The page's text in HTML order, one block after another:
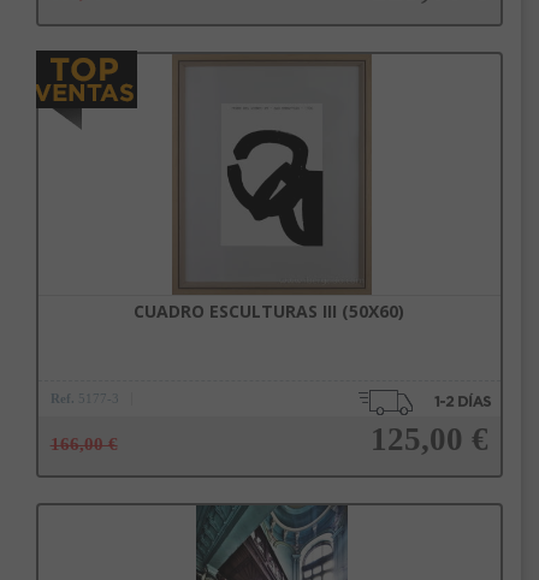
CUADRO ESCULTURAS III (50X60)
Ref. 5177-3
166,00 € 125,00 €
Añadir a la cesta